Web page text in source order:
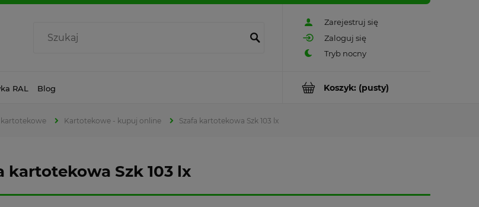
Zarejestruj się
Zaloguj się
Koszyk: (pusty)
RAL Blog
kartotekowe Kartotekowe - kupuj online Szafa kartotekowa Szk 103 lx
kartotekowa Szk 103 lx